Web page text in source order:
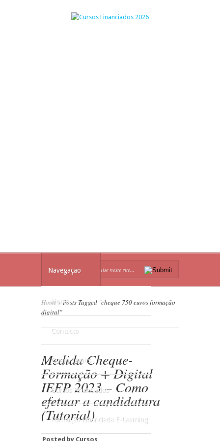
Home
Contacto
Quem Somos
Cursos Financiados
Formação Financiada E-Learning
Navegação
Home »Posts Tagged "cheque 750 euros formação
digital"
Medida Cheque-
Formação + Digital
IEFP 2023 – Como
efetuar a candidatura
(Tutorial)
Posted by Cursos